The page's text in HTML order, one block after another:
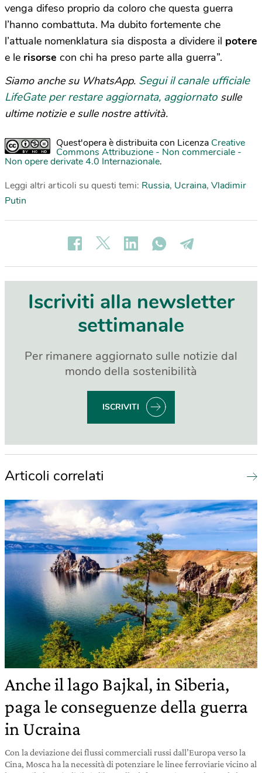
venga difeso proprio da coloro che questa guerra
l’hanno combattuta. Ma dubito fortemente che
l’attuale nomenklatura sia disposta a dividere il potere
e le risorse con chi ha preso parte alla guerra”.
Siamo anche su WhatsApp. Segui il canale ufficiale
LifeGate per restare aggiornata, aggiornato sulle
ultime notizie e sulle nostre attività.
Quest'opera è distribuita con Licenza Creative
Commons Attribuzione - Non commerciale -
Non opere derivate 4.0 Internazionale.
Leggi altri articoli su questi temi: Russia, Ucraina, Vladimir
Putin
Iscriviti alla newsletter
settimanale
Per rimanere aggiornato sulle notizie dal
mondo della sostenibilità
ISCRIVITI
Articoli correlati
Anche il lago Bajkal, in Siberia,
paga le conseguenze della guerra
in Ucraina
Con la deviazione dei flussi commerciali russi dall’Europa verso la
Cina, Mosca ha la necessità di potenziare le linee ferroviarie vicino al